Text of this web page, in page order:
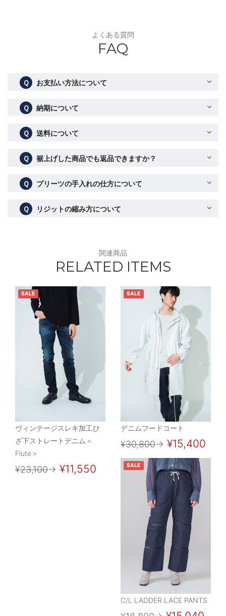
よくある質問
FAQ
Ｑ お支払い方法について
Ｑ 納期について
Ｑ 送料について
Ｑ 裾上げした商品でも返品できますか？
Ｑ プリーツの手入れの仕方について
Ｑ リジットの縮み方について
関連商品
RELATED ITEMS
SALE
ヴィンテージスレキ加工ひ
ざ下ストレートデニム＜
Flute＞
¥23,100→ ¥11,550
SALE
デニムフードコート
¥30,800→ ¥15,400
SALE
C/L LADDER LACE PANTS